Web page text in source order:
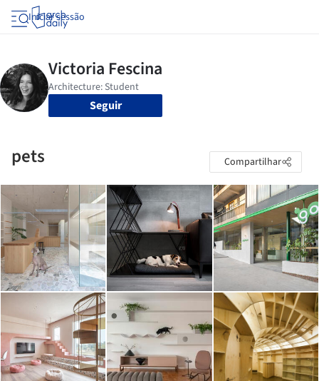
Iniciar sessão
Seguir
pets Compartilhar